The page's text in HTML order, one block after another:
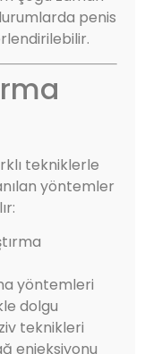
penis
tekniklerle
yöntemler
yöntemleri
dolgu
teknikleri
enjeksiyonu